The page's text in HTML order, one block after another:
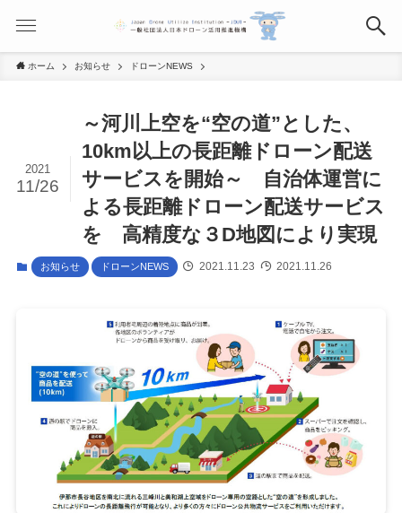
ホーム お知らせ ドローンNEWS
～河川上空を“空の道”とした、
10km以上の長距離ドローン配送
サービスを開始～ 自治体運営に
よる長距離ドローン配送サービス
を 高精度な３D地図により実現
2021
11/26
お知らせ ドローンNEWS 2021.11.23 2021.11.26